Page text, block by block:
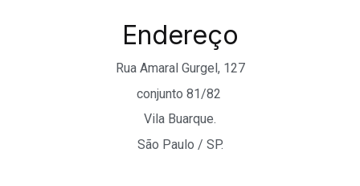
Endereço
Rua Amaral Gurgel, 127
conjunto 81/82
Vila Buarque.
São Paulo / SP.